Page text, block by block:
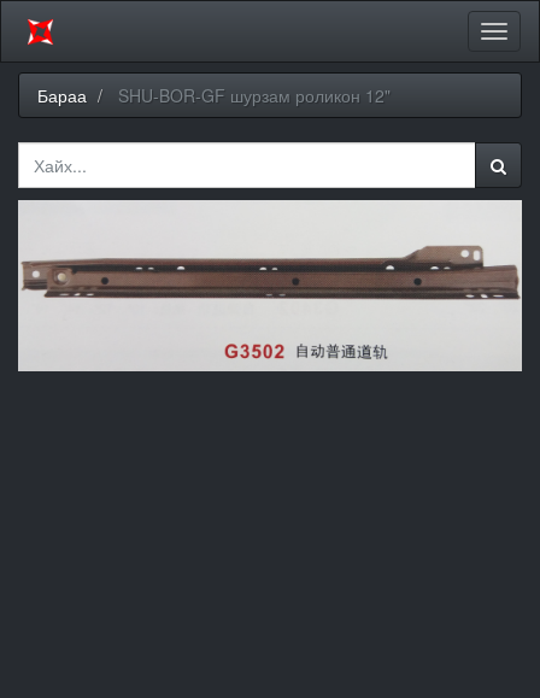
Бараа
SHU-BOR-GF шурзам роликон 12"